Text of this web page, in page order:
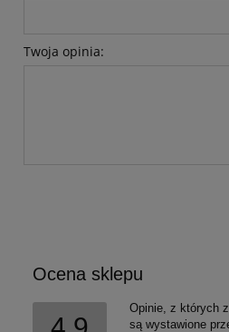
Twoja opinia:
Ocena sklepu
Opinie, z których
są wystawione